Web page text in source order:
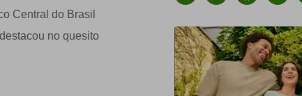
Central do Brasil
no quesito